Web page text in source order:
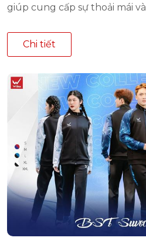
giúp cung cấp sự thoải mái
đấu. Tuy nhiên, một vấn đề
bóng gặp phải là việc giày
ta sẽ tìm hiểu vì sao hiện
phòng tránh.
Chi tiết